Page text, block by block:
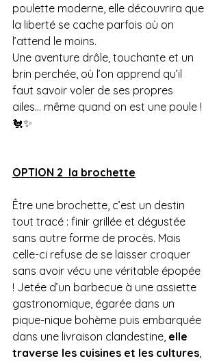
poulette moderne, elle découvrira que
la liberté se cache parfois où on
l’attend le moins.
Une aventure drôle, touchante et un
brin perchée, où l’on apprend qu’il
faut savoir voler de ses propres
ailes… même quand on est une poule !
🐔✨
OPTION 2  la brochette
Être une brochette, c’est un destin
tout tracé : finir grillée et dégustée
sans autre forme de procès. Mais
celle-ci refuse de se laisser croquer
sans avoir vécu une véritable épopée
! Jetée d’un barbecue à une assiette
gastronomique, égarée dans un
pique-nique bohème puis embarquée
dans une livraison clandestine, elle
traverse les cuisines et les cultures